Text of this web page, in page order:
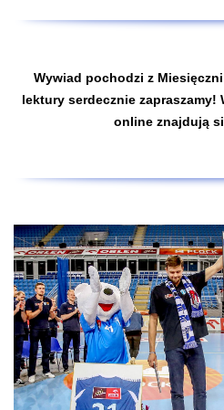
Wywiad pochodzi z
lektury serdecznie zapraszamy!
online znajdują